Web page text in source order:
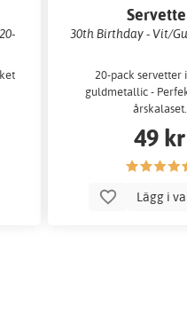
30th Birthday - Vit/
20-pack servetter
guldmetallic -
årskalaset.
49 kr
Lägg i